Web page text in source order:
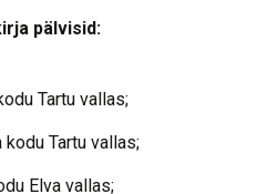
pälvisid:
Tartu vallas;
Tartu vallas;
Elva vallas;